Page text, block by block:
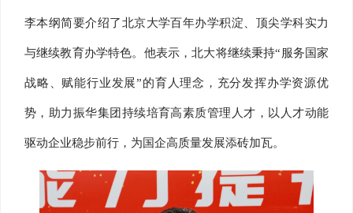
李本纲简要介绍了北京大学百年办学积淀、顶尖学科实力
与继续教育办学特色。他表示，北大将继续秉持“服务国家
战略、赋能行业发展”的育人理念，充分发挥办学资源优
势，助力振华集团持续培育高素质管理人才，以人才动能
驱动企业稳步前行，为国企高质量发展添砖加瓦。